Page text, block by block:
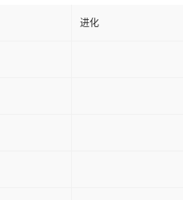
进化